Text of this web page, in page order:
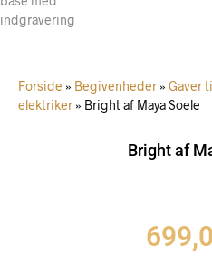
Forside » Begivenheder » Gaver
elektriker » Bright af Maya Soele
Bright af